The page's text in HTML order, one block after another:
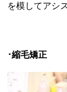
を模してアシ
･縮毛矯正